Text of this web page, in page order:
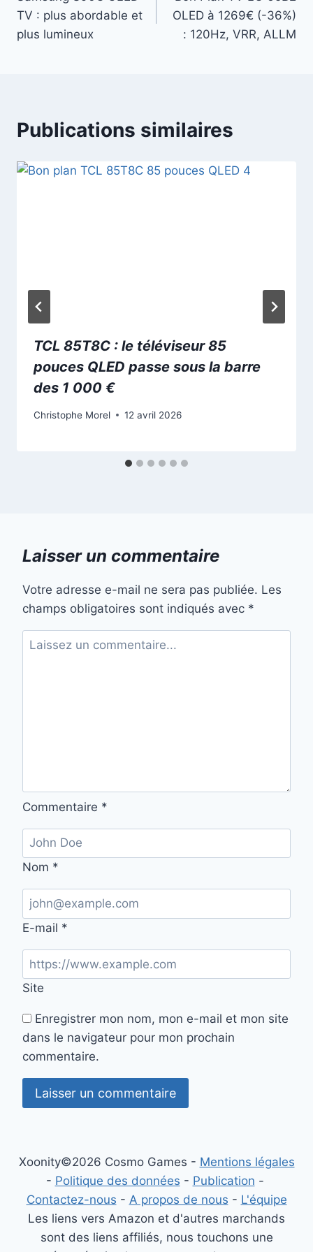
de
l’article
TV : plus abordable et
plus lumineux
OLED à 1269€ (-36%)
: 120Hz, VRR, ALLM
Publications similaires
TCL 85T8C : le téléviseur 85
pouces QLED passe sous la barre
des 1 000 €
Christophe Morel 12 avril 2026
Laisser un commentaire
Votre adresse e-mail ne sera pas publiée. Les
champs obligatoires sont indiqués avec *
Commentaire *
Nom *
E-mail *
Site
Enregistrer mon nom, mon e-mail et mon site
dans le navigateur pour mon prochain
commentaire.
Xoonity©2026 Cosmo Games - Mentions légales
- Politique des données - Publication -
Contactez-nous - A propos de nous - L'équipe
Les liens vers Amazon et d'autres marchands
sont des liens affiliés, nous touchons une